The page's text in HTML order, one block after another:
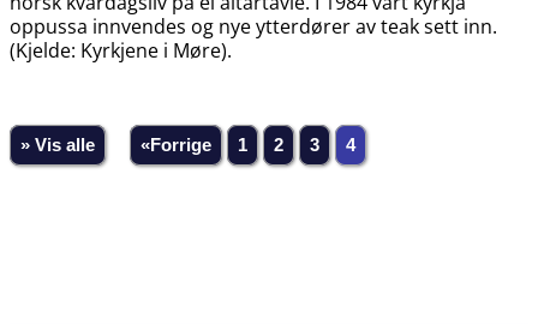
oppussa innvendes og nye ytterdører av teak sett inn.
(Kjelde: Kyrkjene i Møre).
» Vis alle «Forrige 1 2 3 4